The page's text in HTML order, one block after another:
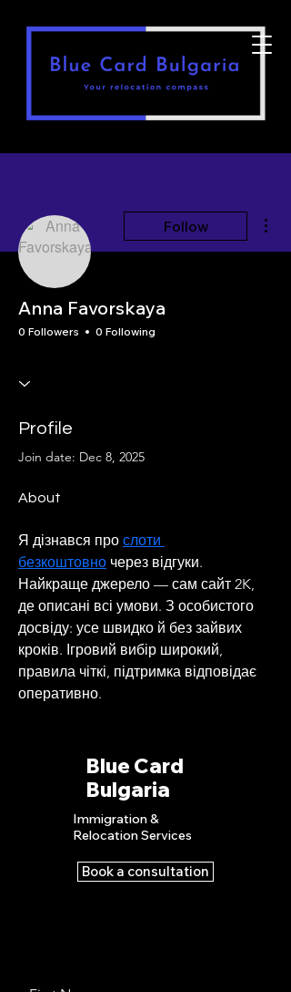
Follow
Anna Favorskaya
0 Followers 0 Following
Profile
Join date: Dec 8, 2025
About
Я дізнався про слоти
безкоштовно через відгуки.
Найкраще джерело — сам сайт 2K,
де описані всі умови. З особистого
досвіду: усе швидко й без зайвих
кроків. Ігровий вибір широкий,
правила чіткі, підтримка відповідає
оперативно.
Blue Card
Bulgaria
Immigration &
Relocation Services
Book a consultation